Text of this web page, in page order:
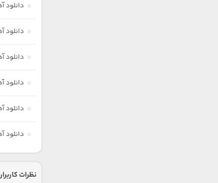
دانلود
دانلود
دانلود
دانلود
دانلود
دانلود
نظرات